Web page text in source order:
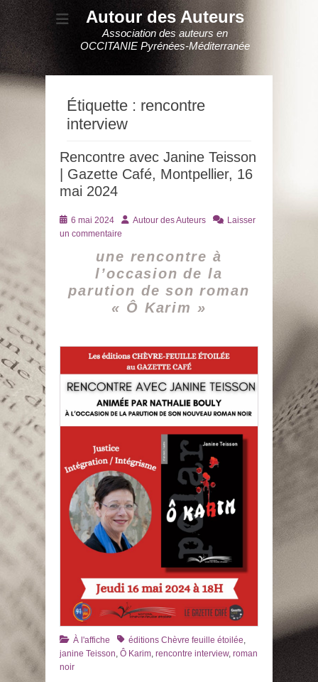
Autour des Auteurs
Association des auteurs en
OCCITANIE Pyrénées-Méditerranée
Étiquette : rencontre
interview
Rencontre avec Janine Teisson
| Gazette Café, Montpellier, 16
mai 2024
Posté
le
6 mai 2024 AuteurAutour des Auteurs
Laisser
un commentaire
une rencontre à
l’occasion de la
parution de son roman
« Ô Karim »
Catégories
À l'affiche Tagséditions Chèvre feuille étoilée,
janine Teisson, Ô Karim, rencontre interview, roman
noir